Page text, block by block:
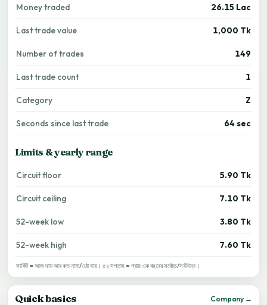
Money traded 26.15 Lac
Last trade value 1,000 Tk
Number of trades 149
Last trade count 1
Category Z
Seconds since last trade 64 sec
Limits & yearly range
Circuit floor 5.90 Tk
Circuit ceiling 7.10 Tk
52-week low 3.80 Tk
52-week high 7.60 Tk
সার্কিট = আজ দাম আর কত নামা/ওঠা যায়। ৫২ সপ্তাহ = প্রায় এক বছরের সর্বোচ্চ/সর্বনিম্ন।
Quick basics Company →